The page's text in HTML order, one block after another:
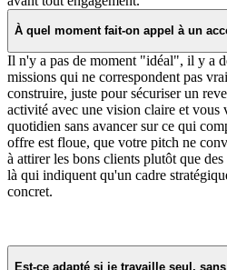
À quel moment fait-on appel à un
Il n'y a pas de moment "idéal", il y a
missions qui ne correspondent pas
construire, juste pour sécuriser un
activité avec une vision claire et vous
quotidien sans avancer sur ce qui
offre est floue, que votre pitch ne
à attirer les bons clients plutôt que
là qui indiquent qu'un cadre
concret.
Est-ce adapté si je travaille seul,